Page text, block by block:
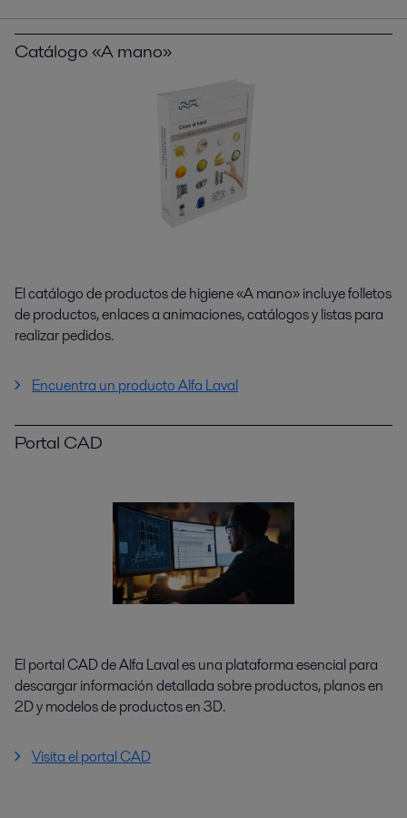
Catálogo «A mano»
El catálogo de productos de higiene «A mano» incluye folletos
de productos, enlaces a animaciones, catálogos y listas para
realizar pedidos.
Encuentra un producto Alfa Laval
Portal CAD
El portal CAD de Alfa Laval es una plataforma esencial para
descargar información detallada sobre productos, planos en
2D y modelos de productos en 3D.
Visita el portal CAD